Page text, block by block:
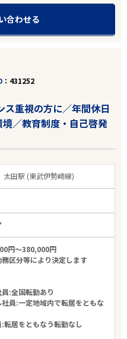
合わせる
431252
ス重視の方に／年間休日
／教育制度・自己啓発
太田駅 (東武伊勢崎線)
円～380,000円
区分等により決定します
:全国転勤あり
社員:一定地域内で転居をともな
:転居をともなう転勤なし